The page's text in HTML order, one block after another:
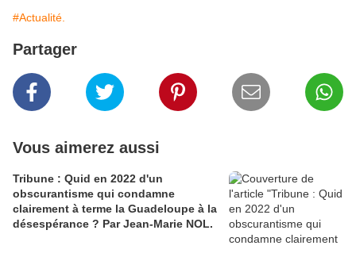
#Actualité.
Partager
Vous aimerez aussi
Tribune : Quid en 2022 d'un
obscurantisme qui condamne
clairement à terme la Guadeloupe à la
désespérance ? Par Jean-Marie NOL.